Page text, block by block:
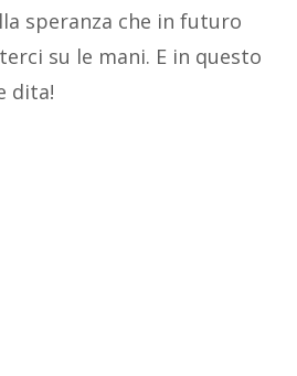
speranza che in futuro
su le mani. E in questo
dita!